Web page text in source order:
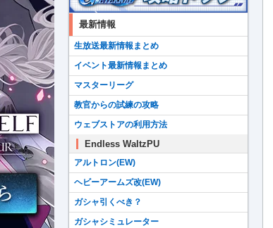
最新情報
生放送最新情報まとめ
イベント最新情報まとめ
マスターリーグ
教官からの試練の攻略
ウェブストアの利用方法
Endless WaltzPU
アルトロン(EW)
ヘビーアームズ改(EW)
ガシャ引くべき？
ガシャシミュレーター